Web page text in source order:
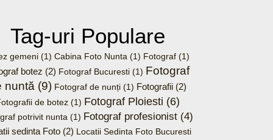
Tag-uri Populare
gemeni (1) Cabina Foto Nunta (1) Fotograf (1)
botez (2) Fotograf Bucuresti (1) Fotograf
nuntă (9) Fotograf de nunți (1) Fotografii (2)
de botez(1) Fotograf Ploiesti (6)
potrivit nunta (1) Fotograf profesionist(4)
sedinta Foto (2) Locatii Sedinta Foto Bucuresti